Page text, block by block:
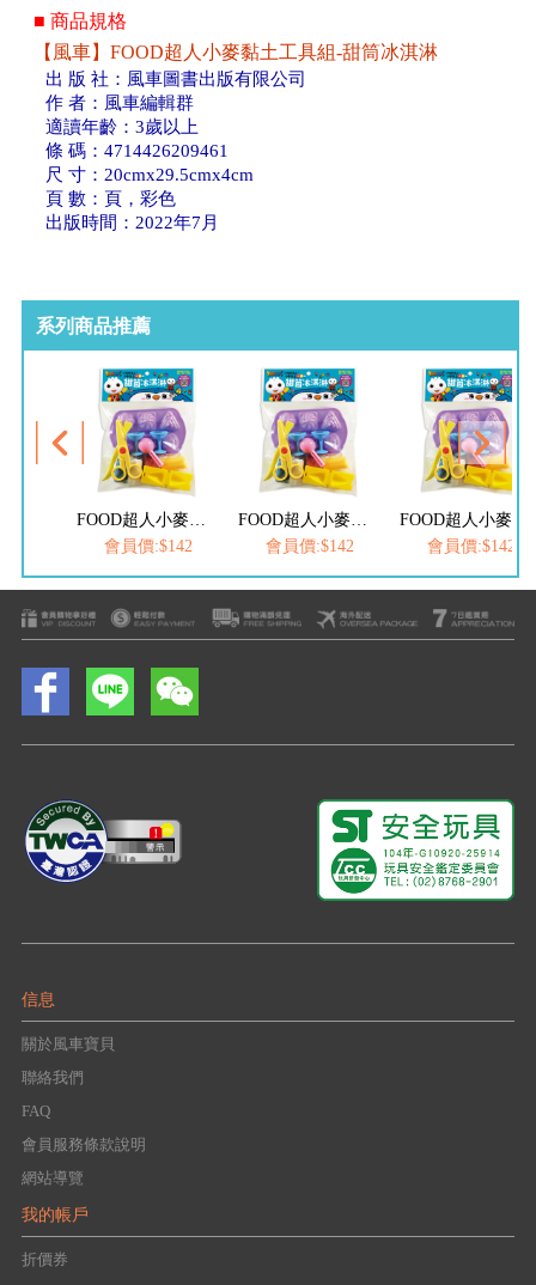
■ 商品規格
【風車】FOOD超人小麥黏土工具組-甜筒冰淇淋
出 版 社：風車圖書出版有限公司
作 者：風車編輯群
適讀年齡：3歲以上
條 碼：4714426209461
尺 寸：20cmx29.5cmx4cm
頁 數：頁，彩色
出版時間：2022年7月
系列商品推薦
FOOD超人小麥黏土工具組-甜筒冰淇淋
會員價:$142
FOOD超人小麥黏土工具組-甜筒冰淇淋
會員價:$142
會員價:$142
信息
關於風車寶貝
聯絡我們
FAQ
會員服務條款說明
網站導覽
我的帳戶
折價券